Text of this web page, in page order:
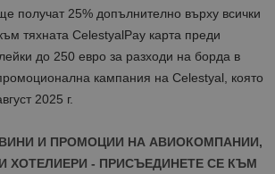
получат 25% допълнително върху всички
тяхната CelestyalPay карта преди
до 250 евро за разходи на борда в
кампания на Celestyal, която
2025 г.
И ПРОМОЦИИ НА АВИОКОМПАНИИ,
ХОТЕЛИЕРИ - ПРИСЪЕДИНЕТЕ СЕ КЪМ